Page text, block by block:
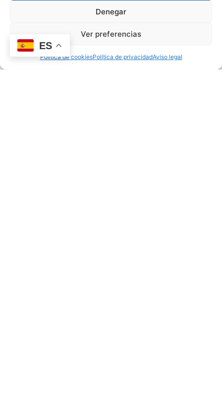
Denegar
Ver preferencias
Política de cookiesPolítica de privacidadAviso legal
ES